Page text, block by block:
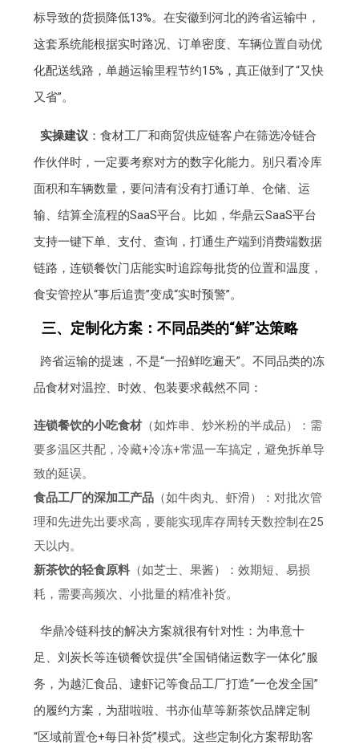
标导致的货损降低13%。在安徽到河北的跨省运输中，
这套系统能根据实时路况、订单密度、车辆位置自动优
化配送线路，单趟运输里程节约15%，真正做到了“又快
又省”。
实操建议 ：食材工厂和商贸供应链客户在筛选冷链合
作伙伴时，一定要考察对方的数字化能力。别只看冷库
面积和车辆数量，要问清有没有打通订单、仓储、运
输、结算全流程的SaaS平台。比如，华鼎云SaaS平台
支持一键下单、支付、查询，打通生产端到消费端数据
链路，连锁餐饮门店能实时追踪每批货的位置和温度，
食安管控从“事后追责”变成“实时预警”。
三、定制化方案：不同品类的“鲜”达策略
跨省运输的提速，不是“一招鲜吃遍天”。不同品类的冻
品食材对温控、时效、包装要求截然不同：
连锁餐饮的小吃食材 （如炸串、炒米粉的半成品）：需
要多温区共配，冷藏+冷冻+常温一车搞定，避免拆单导
致的延误。
食品工厂的深加工产品 （如牛肉丸、虾滑）：对批次管
理和先进先出要求高，要能实现库存周转天数控制在25
天以内。
新茶饮的轻食原料 （如芝士、果酱）：效期短、易损
耗，需要高频次、小批量的精准补货。
华鼎冷链科技的解决方案就很有针对性：为串意十
足、刘炭长等连锁餐饮提供“全国销储运数字一体化”服
务，为越汇食品、逮虾记等食品工厂打造“一仓发全国”
的履约方案，为甜啦啦、书亦仙草等新茶饮品牌定制
“区域前置仓+每日补货”模式。这些定制化方案帮助客